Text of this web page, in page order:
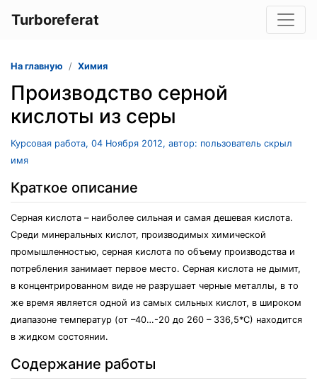
Turboreferat
На главную Химия
Производство серной
кислоты из серы
Курсовая работа, 04 Ноября 2012, автор: пользователь скрыл
имя
Краткое описание
Серная кислота – наиболее сильная и самая дешевая кислота.
Среди минеральных кислот, производимых химической
промышленностью, серная кислота по объему производства и
потребления занимает первое место. Серная кислота не дымит,
в концентрированном виде не разрушает черные металлы, в то
же время является одной из самых сильных кислот, в широком
диапазоне температур (от –40…-20 до 260 – 336,5*С) находится
в жидком состоянии.
Содержание работы